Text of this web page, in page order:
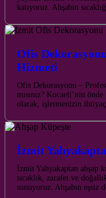
katıyoruz. Ahşabın
Ofis
Hizmeti
Ofis Dekorasyonu –
mısınız? Kocaeli’nin
olarak, işletmenizin
İzmit
İzmit Yahyakaptan ahşap
sıcaklık, zarafet ve
sunuyoruz. Ahşabın eşsiz